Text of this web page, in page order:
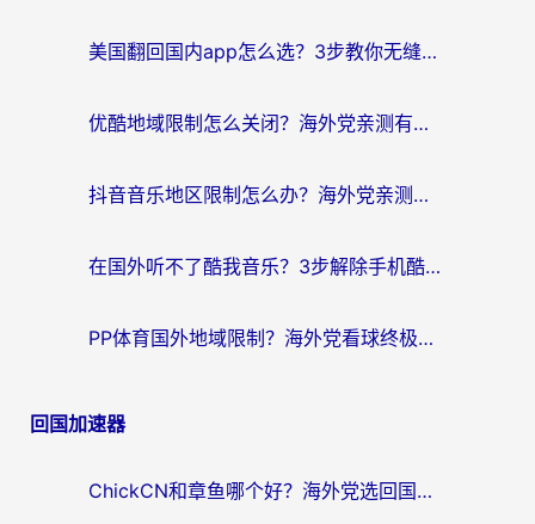
美国翻回国内app怎么选？3步教你无缝刷剧、登12123、访问国内网站
优酷地域限制怎么关闭？海外党亲测有效的追剧加速器选择指南
抖音音乐地区限制怎么办？海外党亲测有效的听歌自由指南
在国外听不了酷我音乐？3步解除手机酷我音乐海外限制，附实测好用加速器
PP体育国外地域限制？海外党看球终极方案：从欧洲杯到奥运会，中文解说不卡顿！
回国加速器
ChickCN和章鱼哪个好？海外党选回国加速器的3个关键维度 + 实用避坑指南